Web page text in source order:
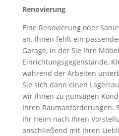
Renovierung
Eine Renovierung oder
an. Ihnen fehlt ein
Garage, in der Sie Ihre
Einrichtungsgegenstände,
während der Arbeiten
Sie sich dann einen
wir Ihnen zu günstigen
Ihren Raumanforderungen.
Ihr Heim nach Ihren
anschließend mit Ihren